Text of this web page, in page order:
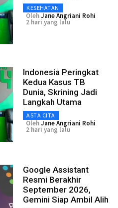
KESEHATAN
OlehJane Angriani Rohi
2 hari yang lalu
Indonesia Peringkat
Kedua Kasus TB
Dunia, Skrining Jadi
Langkah Utama
ASTA CITA
OlehJane Angriani Rohi
2 hari yang lalu
Google Assistant
Resmi Berakhir
September 2026,
Gemini Siap Ambil Alih